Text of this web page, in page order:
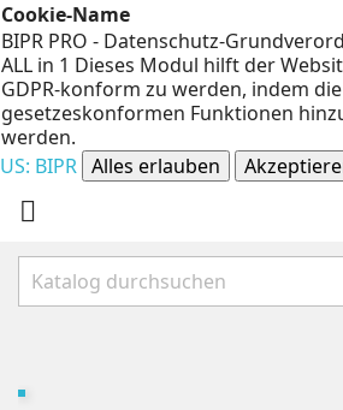
Cookie-Name
BIPR PRO - Datenschutz-
ALL in 1 Dieses Modul hilft der
GDPR-konform zu werden, indem die
gesetzeskonformen Funktionen
werden.
US: BIPR Alles erlauben
